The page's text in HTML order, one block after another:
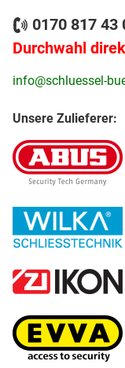
0170 817 43
Durchwahl
info@schluessel-
Unsere Zulieferer: